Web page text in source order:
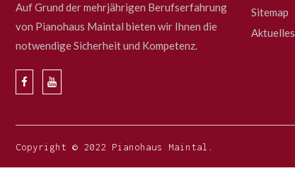
Auf Grund der mehrjährigen Berufserfahrung
von Pianohaus Maintal bieten wir Ihnen die
notwendige Sicherheit und Kompetenz.
Sitemap
Aktuelles
Copyright © 2022 Pianohaus Maintal.